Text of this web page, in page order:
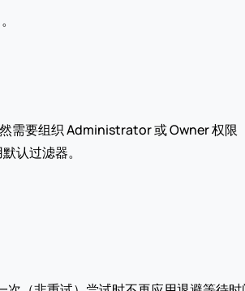
需要组织 Administrator 或 Owner 权限
认过滤器。